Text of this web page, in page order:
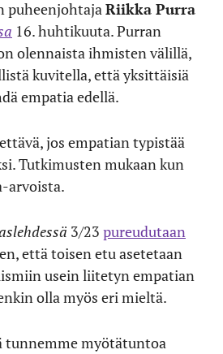
puheenjohtajaRiikka Purra
16. huhtikuuta. Purran
olennaista ihmisten välillä,
kuvitella, että yksittäisiä
empatia edellä.
jos empatian typistää
Tutkimusten mukaan kun
arvoista.
3/23 pureudutaan
että toisen etu asetetaan
usein liitetyn empatian
olla myös eri mieltä.
tunnemme myötätuntoa